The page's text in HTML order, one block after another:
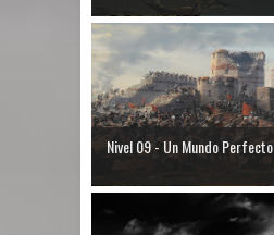
Nivel 09 - Un Mundo Perfecto